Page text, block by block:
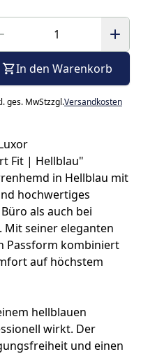
In den Warenkorb
ges. MwStzzgl.Versandkosten
Fit | Hellblau"
in Hellblau mit
hochwertiges
als auch bei
seiner eleganten
Passform kombiniert
auf höchstem
hellblauen
wirkt. Der
und einen